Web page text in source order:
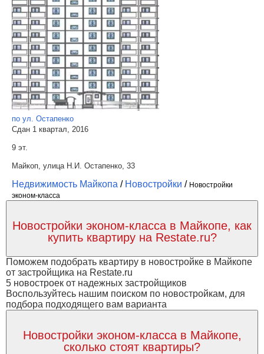
по ул. Остапенко
Сдан 1 квартал, 2016
9 эт.
Майкоп, улица Н.И. Остапенко, 33
Недвижимость Майкопа / Новостройки / Новостройки
эконом-класса
Новостройки эконом-класса в Майкопе, как
купить квартиру на Restate.ru?
Поможем подобрать квартиру в новостройке в Майкопе
от застройщика на Restate.ru
5 новостроек от надежных застройщиков
Воспользуйтесь нашим поиском по новостройкам, для
подбора подходящего вам варианта
Новостройки эконом-класса в Майкопе,
сколько стоят квартиры?